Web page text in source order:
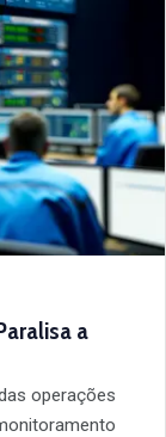
a
operações